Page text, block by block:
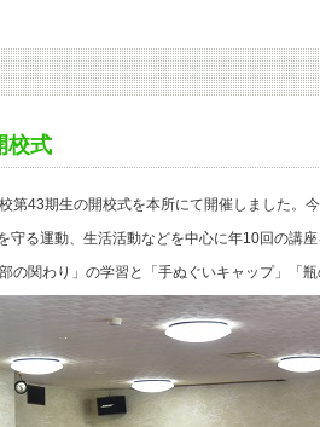
校式
第43期生の開校式を本所にて開催しました。
守る運動、生活活動などを中心に年10回の講
の関わり」の学習と「手ぬぐいキャップ」「